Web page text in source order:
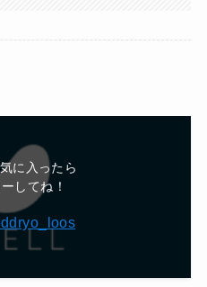
に入ったら
してね！